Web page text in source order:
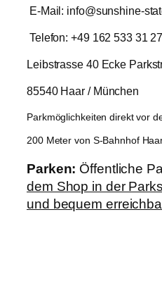
E-Mail: info@sunshine-
Telefon: +49 162 533 31 27
Leibstrasse 40 Ecke
85540 Haar / München
Parkmöglichkeiten direkt vor
200 Meter von S-Bahnhof
Parken: Öffentliche
dem Shop in der
und bequem